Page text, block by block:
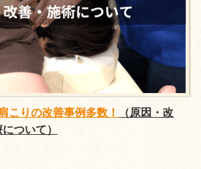
こりの改善事例多数！
（原因・改
ついて）